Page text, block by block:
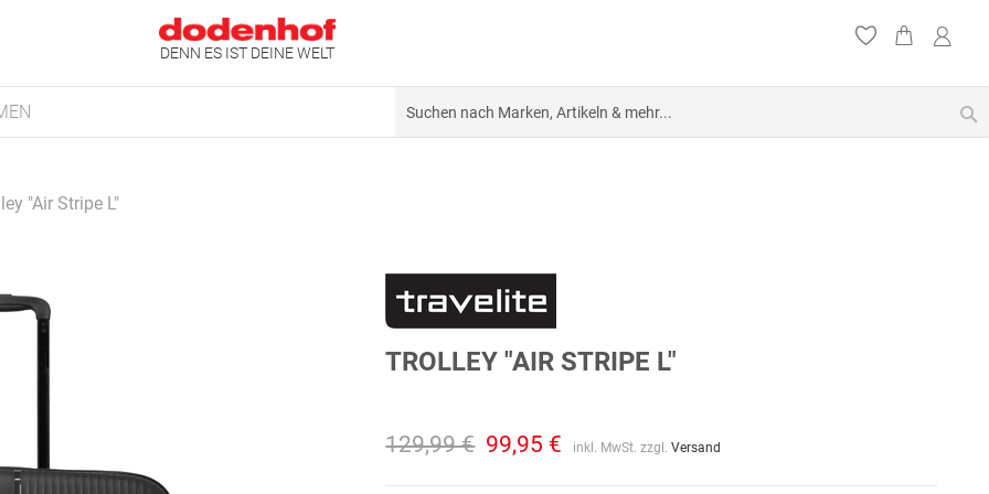
DENN ES IST DEINE WELT
"Air Stripe L"
TROLLEY "AIR STRIPE L"
129,99 € 99,95 € inkl. MwSt. zzgl.Versand